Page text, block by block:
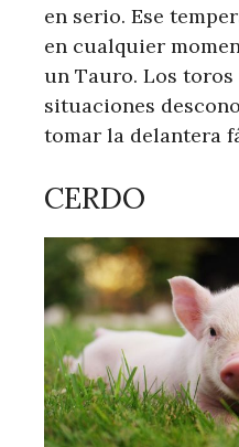
en serio. Ese
en cualquier
un Tauro. Los
situaciones
tomar la delantera
CERDO